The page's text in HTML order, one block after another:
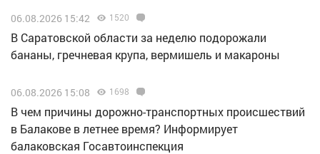
06.08.2026 15:42 1520
В Саратовской области за неделю подорожали
бананы, гречневая крупа, вермишель и макароны
06.08.2026 15:08 1698
В чем причины дорожно-транспортных происшествий
в Балакове в летнее время? Информирует
балаковская Госавтоинспекция